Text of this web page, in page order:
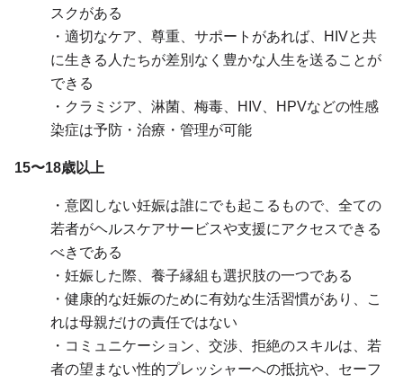
スクがある
・適切なケア、尊重、サポートがあれば、HIVと共
に生きる人たちが差別なく豊かな人生を送ることが
できる
・クラミジア、淋菌、梅毒、HIV、HPVなどの性感
染症は予防・治療・管理が可能
15〜18歳以上
・意図しない妊娠は誰にでも起こるもので、全ての
若者がヘルスケアサービスや支援にアクセスできる
べきである
・妊娠した際、養子縁組も選択肢の一つである
・健康的な妊娠のために有効な生活習慣があり、こ
れは母親だけの責任ではない
・コミュニケーション、交渉、拒絶のスキルは、若
者の望まない性的プレッシャーへの抵抗や、セーフ